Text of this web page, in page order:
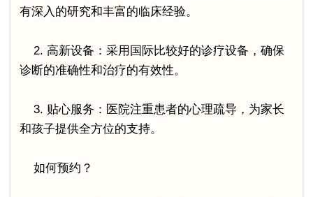
有深入的研究和丰富的临床经验。
2. 高新设备：采用国际比较好的诊疗设备，确保
诊断的准确性和治疗的有效性。
3. 贴心服务：医院注重患者的心理疏导，为家长
和孩子提供全方位的支持。
如何预约？